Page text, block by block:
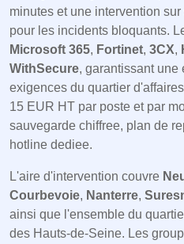
minutes et une intervention
pour les incidents bloquants.
Microsoft 365, Fortinet, 3CX,
WithSecure, garantissant une
exigences du quartier
15 EUR HT par poste et par
sauvegarde chiffree, plan de
hotline dediee.
L'aire d'intervention couvre
Courbevoie, Nanterre,
ainsi que l'ensemble du
des Hauts-de-Seine. Les